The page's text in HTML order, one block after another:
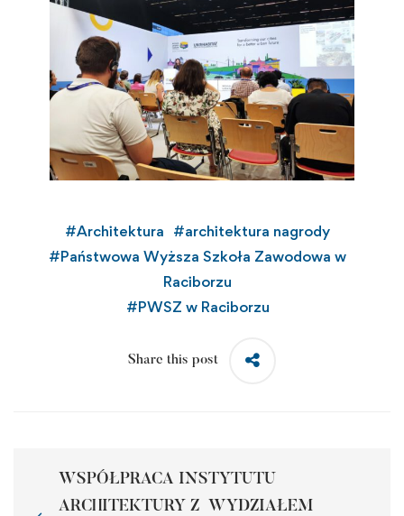
#Architektura #architektura nagrody
#Państwowa Wyższa Szkoła Zawodowa w
Raciborzu
#PWSZ w Raciborzu
Share this post
WSPÓŁPRACA INSTYTUTU
ARCHITEKTURY Z WYDZIAŁEM